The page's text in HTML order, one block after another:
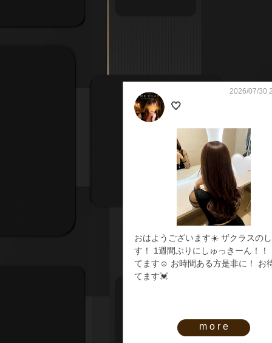
🤍
2026/07/30
おはようございます☀️ ザクラスの
す！ 1週間ぶりにしゅっきーん！！
てます☺️ お時間ある方是非に！ お
てます💓
more